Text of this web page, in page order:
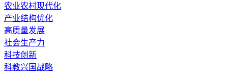
农业农村现代化
产业结构优化
高质量发展
社会生产力
科技创新
科教兴国战略